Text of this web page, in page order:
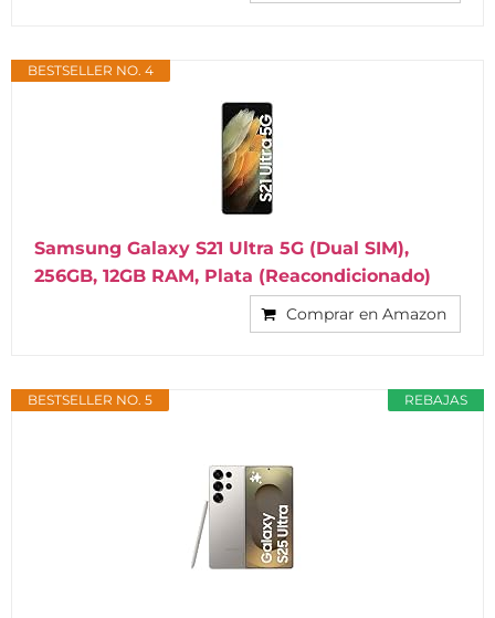
BESTSELLER NO. 4
Samsung Galaxy S21 Ultra 5G (Dual SIM),
256GB, 12GB RAM, Plata (Reacondicionado)
Comprar en Amazon
REBAJAS
BESTSELLER NO. 5